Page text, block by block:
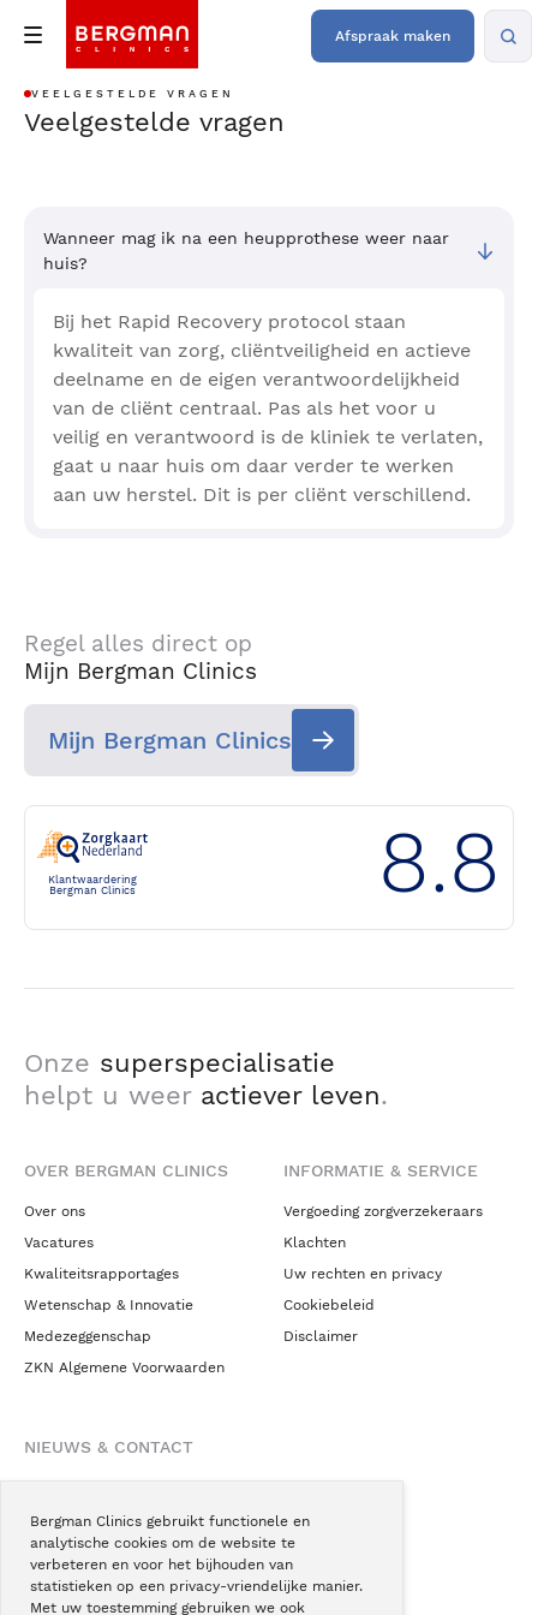
Bergman Clinics gebruikt functionele en
analytische cookies om de website te
verbeteren en voor het bijhouden van
statistieken op een privacy-vriendelijke manier.
Met uw toestemming gebruiken we ook
Afspraak maken
VEELGESTELDE VRAGEN
Veelgestelde vragen
Wanneer mag ik na een heupprothese weer naar
huis?
Bij het Rapid Recovery protocol staan
kwaliteit van zorg, cliëntveiligheid en actieve
deelname en de eigen verantwoordelijkheid
van de cliënt centraal. Pas als het voor u
veilig en verantwoord is de kliniek te verlaten,
gaat u naar huis om daar verder te werken
aan uw herstel. Dit is per cliënt verschillend.
Regel alles direct op
Mijn Bergman Clinics
Mijn Bergman Clinics
Klantwaardering
Bergman Clinics
8.8
Onze superspecialisatie
helpt u weer actiever leven.
OVER BERGMAN CLINICS
Over ons
Vacatures
Kwaliteitsrapportages
Wetenschap & Innovatie
Medezeggenschap
ZKN Algemene Voorwaarden
INFORMATIE & SERVICE
Vergoeding zorgverzekeraars
Klachten
Uw rechten en privacy
Cookiebeleid
Disclaimer
NIEUWS & CONTACT
Blogs
Podcast
Pressroom